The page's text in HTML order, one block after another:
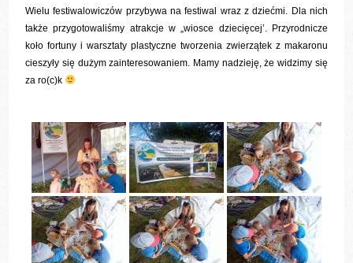
Wielu festiwalowiczów przybywa na festiwal wraz z dziećmi. Dla nich
także przygotowaliśmy atrakcje w „wiosce dziecięcej’. Przyrodnicze
koło fortuny i warsztaty plastyczne tworzenia zwierzątek z makaronu
cieszyły się dużym zainteresowaniem. Mamy nadzieję, że widzimy się
za ro(c)k